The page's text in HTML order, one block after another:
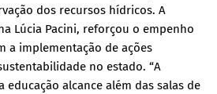
dos recursos hídricos. A
Lúcia Pacini, reforçou o empenho
a implementação de ações
no estado. “A
educação alcance além das salas de